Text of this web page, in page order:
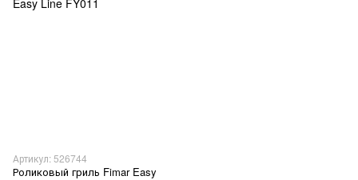
Артикул: 526744
Роликовый гриль Fimar Easy